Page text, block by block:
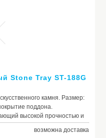
Stone Tray ST-188G
камня. Размер:
поддона.
высокой прочностью и
для встраивания в пол.
2,5 см Глубина
возможна доставка